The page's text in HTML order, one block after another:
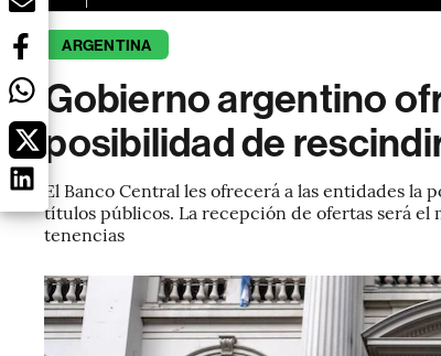
ARGENTINA
Gobierno argentino
posibilidad de
El Banco Central les ofrecerá a las entidades
títulos públicos. La recepción de ofertas será el
tenencias